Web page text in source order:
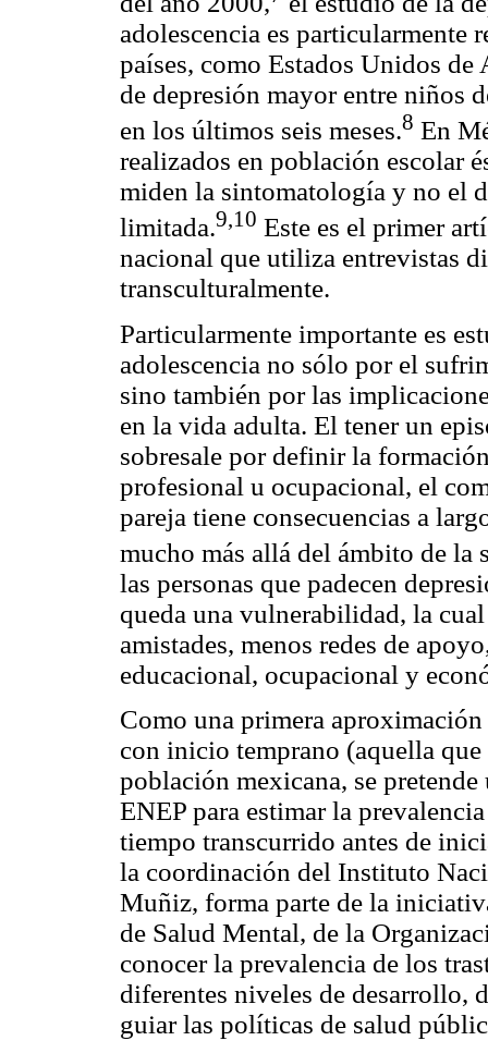
adolescencia es particularmente
países, como Estados Unidos
de depresión mayor entre niños
en los últimos seis meses.8 En
realizados en población escolar
miden la sintomatología y no el
limitada.9,10 Este es el primer
nacional que utiliza entrevistas
transculturalmente.
Particularmente importante es
adolescencia no sólo por el
sino también por las
en la vida adulta. El tener un
sobresale por definir la
profesional u ocupacional, el
pareja tiene consecuencias a
mucho más allá del ámbito de la
las personas que padecen
queda una vulnerabilidad, la
amistades, menos redes de
educacional, ocupacional y
Como una primera
con inicio temprano (aquella que
población mexicana, se
ENEP para estimar la
tiempo transcurrido antes de
la coordinación del Instituto
Muñiz, forma parte de la
de Salud Mental, de la
conocer la prevalencia de los
diferentes niveles de desarrollo,
guiar las políticas de salud